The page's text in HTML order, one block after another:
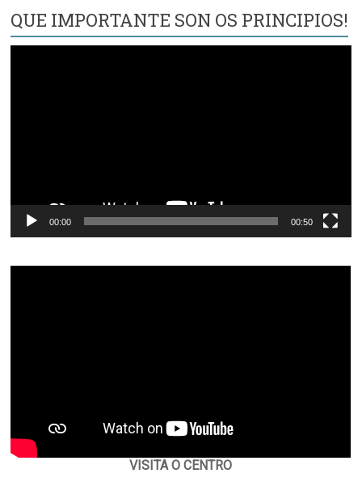
QUE IMPORTANTE SON OS PRINCIPIOS!
00:00 00:50
VISITA O CENTRO